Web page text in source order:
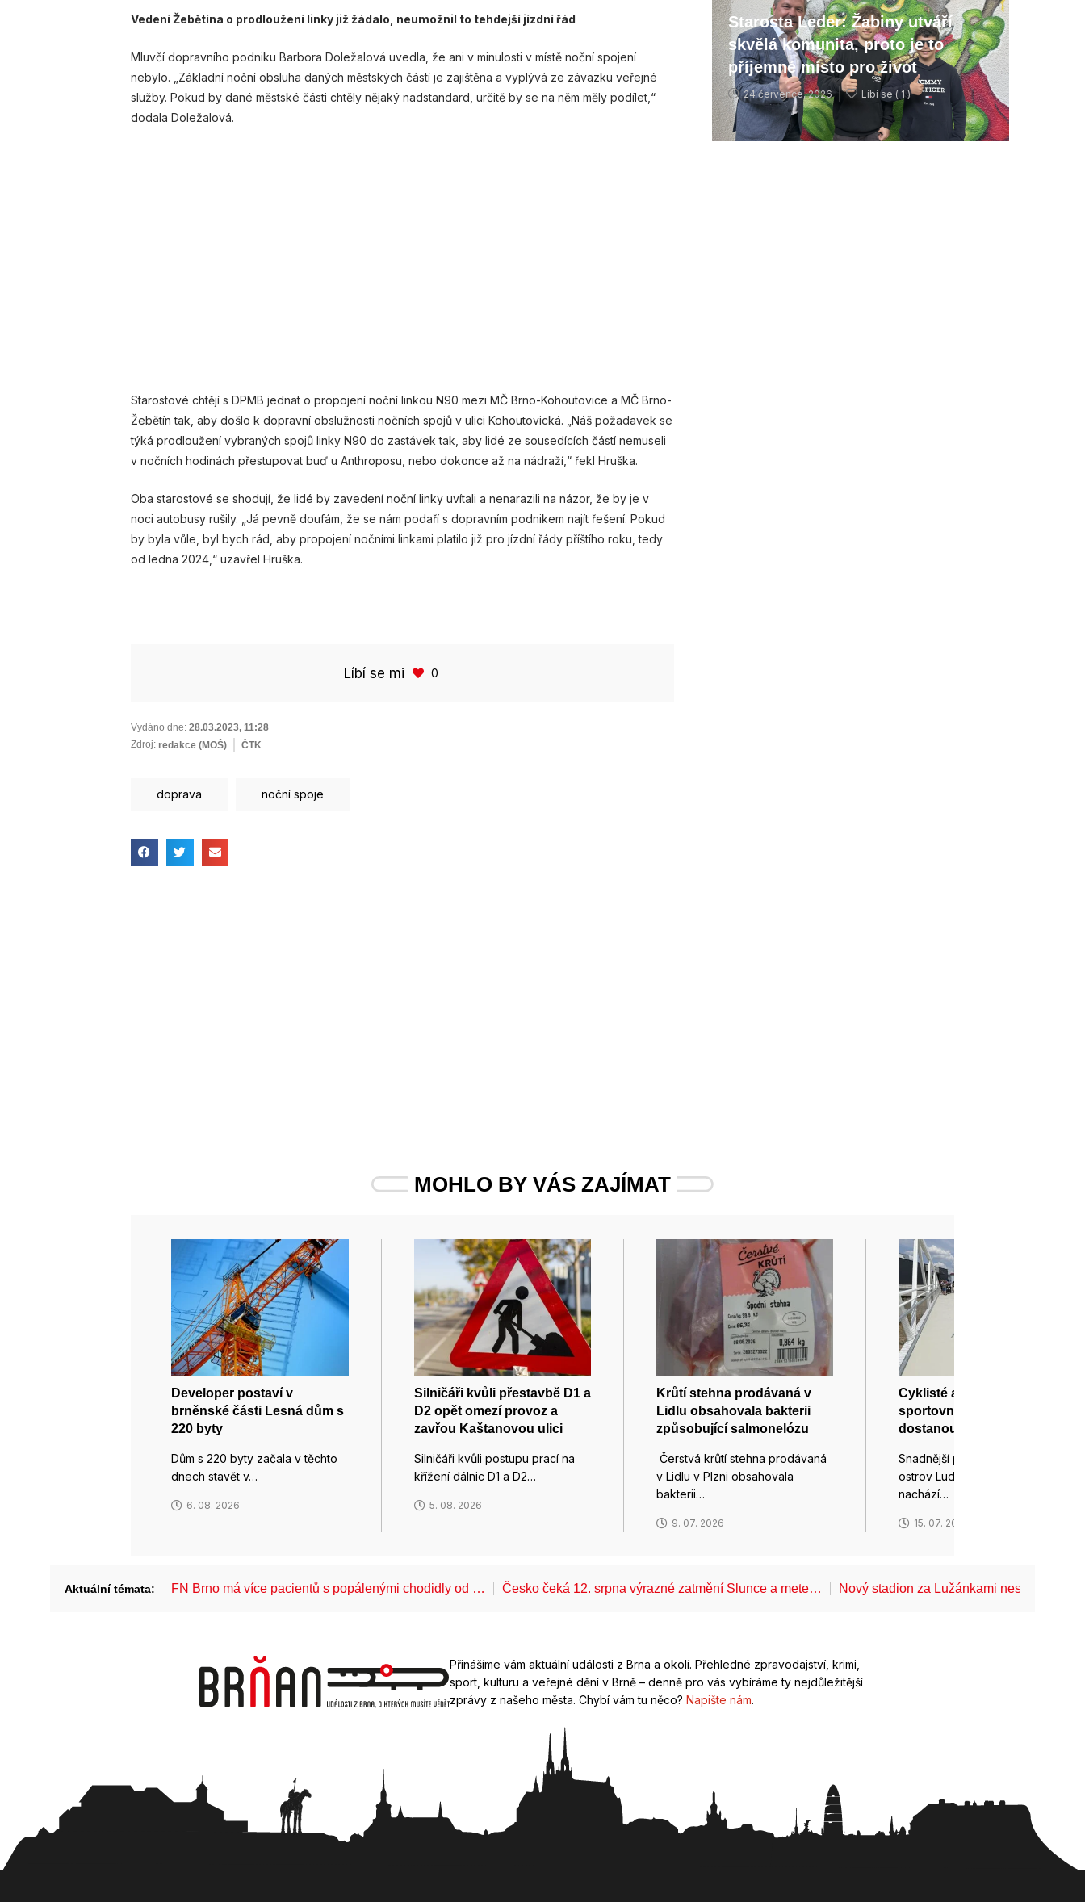
Vedení Žebětína o prodloužení linky již žádalo, neumožnil to tehdejší jízdní řád
Mluvčí dopravního podniku Barbora Doležalová uvedla, že ani v minulosti v místě noční spojení
nebylo. „Základní noční obsluha daných městských částí je zajištěna a vyplývá ze závazku veřejné
služby. Pokud by dané městské části chtěly nějaký nadstandard, určitě by se na něm měly podílet,“
dodala Doležalová.
Starostové chtějí s DPMB jednat o propojení noční linkou N90 mezi MČ Brno-Kohoutovice a MČ Brno-
Žebětín tak, aby došlo k dopravní obslužnosti nočních spojů v ulici Kohoutovická. „Náš požadavek se
týká prodloužení vybraných spojů linky N90 do zastávek tak, aby lidé ze sousedících částí nemuseli
v nočních hodinách přestupovat buď u Anthroposu, nebo dokonce až na nádraží,“ řekl Hruška.
Oba starostové se shodují, že lidé by zavedení noční linky uvítali a nenarazili na názor, že by je v
noci autobusy rušily. „Já pevně doufám, že se nám podaří s dopravním podnikem najít řešení. Pokud
by byla vůle, byl bych rád, aby propojení nočními linkami platilo již pro jízdní řády příštího roku, tedy
od ledna 2024,“ uzavřel Hruška.
Líbí se mi 0
Vydáno dne: 28.03.2023, 11:28
Zdroj: redakce (MOŠ) ČTK
doprava noční spoje
Starosta Leder: Žabiny utváří
skvělá komunita, proto je to
příjemné místo pro život
24 července, 2026 Líbí se ( 1 )
MOHLO BY VÁS ZAJÍMAT
Developer postaví v
brněnské části Lesná dům s
220 byty
Dům s 220 byty začala v těchto
dnech stavět v…
6. 08. 2026
Silničáři kvůli přestavbě D1 a
D2 opět omezí provoz a
zavřou Kaštanovou ulici
Silničáři kvůli postupu prací na
křížení dálnic D1 a D2…
5. 08. 2026
Krůtí stehna prodávaná v
Lidlu obsahovala bakterii
způsobující salmonelózu
Čerstvá krůtí stehna prodávaná
v Lidlu v Plzni obsahovala
bakterii…
9. 07. 2026
Cyklisté a chodci se nyní na
sportovní ostrov v Blansku
dostanou po nové lávce
Snadnější přístup na Sportovní
ostrov Ludvíka Daňka, kde se
nachází…
15. 07. 2026
Aktuální témata: FN Brno má více pacientů s popálenými chodidly od … Česko čeká 12. srpna výrazné zatmění Slunce a mete… Nový stadion za Lužánkami nesmí mít dle
Přinášíme vám aktuální události z Brna a okolí. Přehledné zpravodajství, krimi,
sport, kulturu a veřejné dění v Brně – denně pro vás vybíráme ty nejdůležitější
zprávy z našeho města. Chybí vám tu něco? Napište nám.